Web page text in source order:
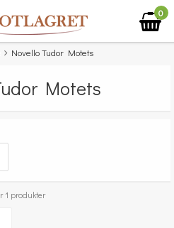
0
Novello Tudor Motets
Motets
1 produkter